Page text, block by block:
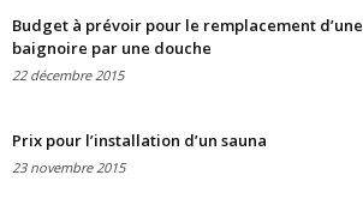
Budget à prévoir pour le remplacement d’une
baignoire par une douche
22 décembre 2015
Prix pour l’installation d’un sauna
23 novembre 2015